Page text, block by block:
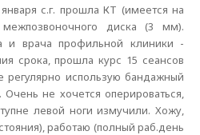
с.г. прошла КТ (имеется на
диска (3 мм).
и врача профильной клиники -
срока, прошла курс 15 сеансов
регулярно использую бандажный
Очень не хочется оперироваться,
левой ноги измучили. Хожу,
работаю (полный раб.день